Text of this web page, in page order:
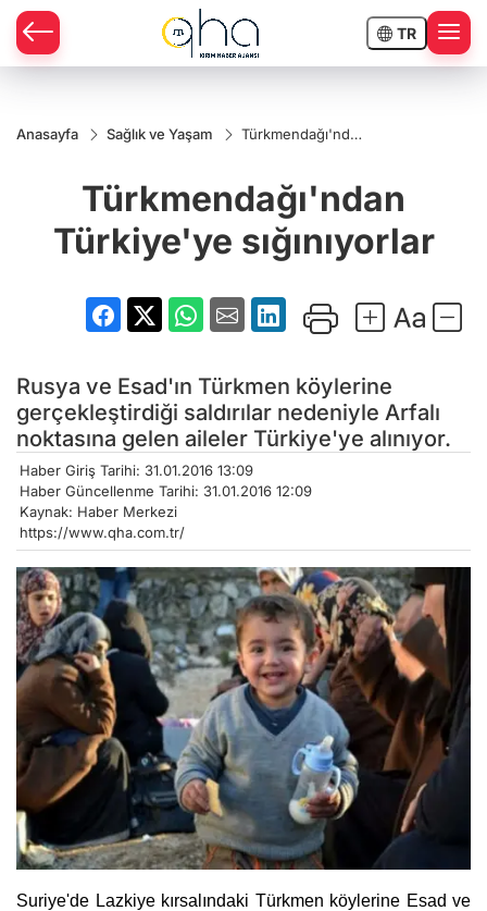
TR
Anasayfa Sağlık ve Yaşam
Türkmendağı'ndan
Türkmendağı'ndan
Türkiye'ye sığınıyorlar
Rusya ve Esad'ın Türkmen köylerine
gerçekleştirdiği saldırılar nedeniyle Arfalı
noktasına gelen aileler Türkiye'ye alınıyor.
Haber Giriş Tarihi: 31.01.2016 13:09
Haber Güncellenme Tarihi: 31.01.2016 12:09
Kaynak: Haber Merkezi
https://www.qha.com.tr/
Suriye'de Lazkiye kırsalındaki Türkmen köylerine Esad ve